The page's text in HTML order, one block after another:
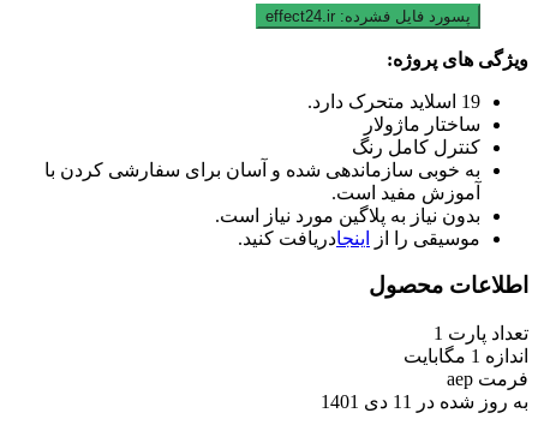
پسورد فایل فشرده: effect24.ir
ویژگی های پروژه:
19 اسلاید متحرک دارد.
ساختار ماژولار
کنترل کامل رنگ
به خوبی سازماندهی شده و آسان برای سفارشی کردن با
آموزش مفید است.
بدون نیاز به پلاگین مورد نیاز است.
موسیقی را از
اینجادریافت کنید.
اطلاعات محصول
تعداد پارت 1
اندازه 1 مگابایت
فرمت aep
به روز شده در
11 دی 1401